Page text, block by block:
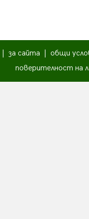
за сайта
общи
поверителност на